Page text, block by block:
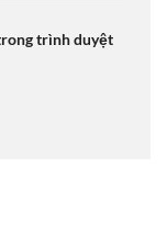
trình duyệt